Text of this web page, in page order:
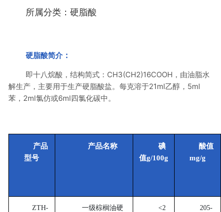
所属分类： 硬脂酸
硬脂酸简介：
即十八烷酸，结构简式：CH3(CH2)16COOH，由油脂水
解生产，主要用于生产硬脂酸盐。每克溶于21ml乙醇，5ml
苯，2ml氯仿或6ml四氯化碳中。
产品
型号
产品名称
碘
值g/100g
酸值
mg/g
ZTH-
一级棕榈油硬
<2
205-